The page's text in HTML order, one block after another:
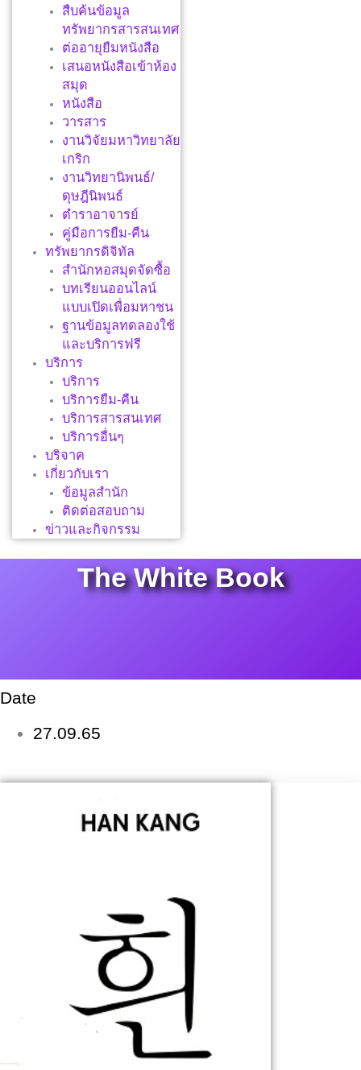
สืบค้นข้อมูล
ทรัพยากรสารสนเทศ
ต่ออายุยืมหนังสือ
เสนอหนังสือเข้าห้อง
สมุด
หนังสือ
วารสาร
งานวิจัยมหาวิทยาลัย
เกริก
งานวิทยานิพนธ์/
ดุษฎีนิพนธ์
ตำราอาจารย์
คู่มือการยืม-คืน
ทรัพยากรดิจิทัล
สำนักหอสมุดจัดซื้อ
บทเรียนออนไลน์
แบบเปิดเพื่อมหาชน
ฐานข้อมูลทดลองใช้
และบริการฟรี
บริการ
บริการ
บริการยืม-คืน
บริการสารสนเทศ
บริการอื่นๆ
บริจาค
เกี่ยวกับเรา
ข้อมูลสำนัก
ติดต่อสอบถาม
ข่าวและกิจกรรม
The White Book
Date
27.09.65